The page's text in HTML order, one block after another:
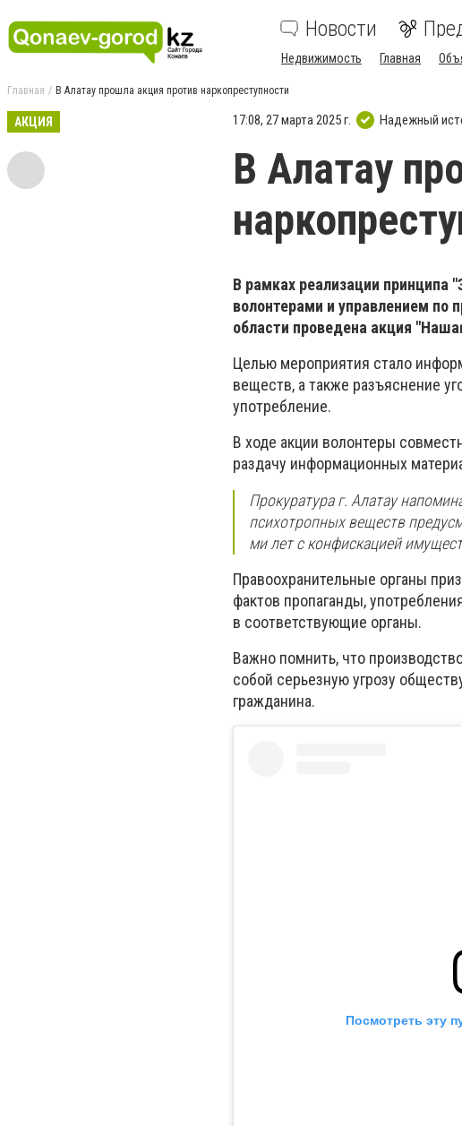
Новости
Недвижимость Главная
Главная В Алатау прошла акция против наркопреступности
АКЦИЯ 17:08, 27 марта 2025 г. Надежный
В Алатау
В рамках реализации принципа
волонтерами и управлением по
области проведена акция
Целью мероприятия стало
веществ, а также разъяснение
употребление.
В ходе акции волонтеры
раздачу информационных
Прокуратура г. Алатау
психотропных веществ
ми лет с конфискацией
Правоохранительные органы
фактов пропаганды,
в соответствующие органы.
Важно помнить, что
собой серьезную угрозу
гражданина.
Посмотреть эту